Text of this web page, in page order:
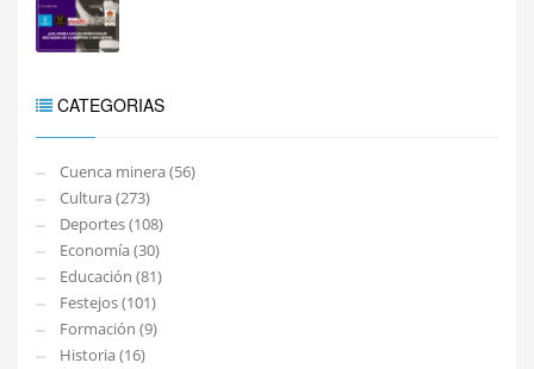
CATEGORIAS
Cuenca minera (56)
Cultura (273)
Deportes (108)
Economía (30)
Educación (81)
Festejos (101)
Formación (9)
Historia (16)